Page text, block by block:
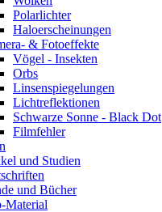
Polarlichter
Haloerscheinungen
& Fotoeffekte
Vögel - Insekten
Orbs
Linsenspiegelungen
Lichtreflektionen
Schwarze Sonne - Black Dot
Filmfehler
und Studien
und Bücher
Material